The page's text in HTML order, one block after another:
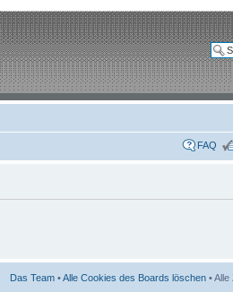
FAQ
Das Team •Alle Cookies des Boards löschen •